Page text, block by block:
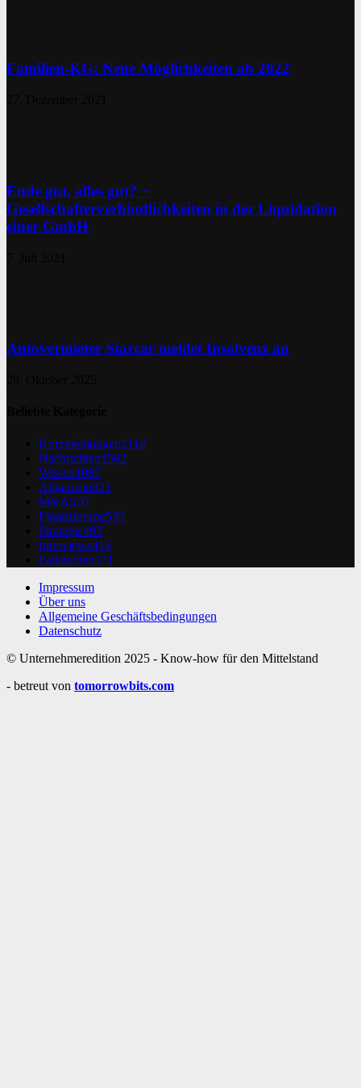
Familien-KG: Neue Möglichkeiten ab 2022
Ende gut, alles gut? −
Gesellschafterverbindlichkeiten in der Liquidation
einer GmbH
Autovermieter Starcar meldet Insolvenz an
Kurzmeldungen2112
Nachrichten1582
Wissen1089
Allgemein821
M&A570
Finanzierung535
Strategie493
Interviews415
Fallstudien371
Impressum
Über uns
Allgemeine Geschäftsbedingungen
Datenschutz
© Unternehmeredition 2025 - Know-how für den Mittelstand
- betreut von tomorrowbits.com